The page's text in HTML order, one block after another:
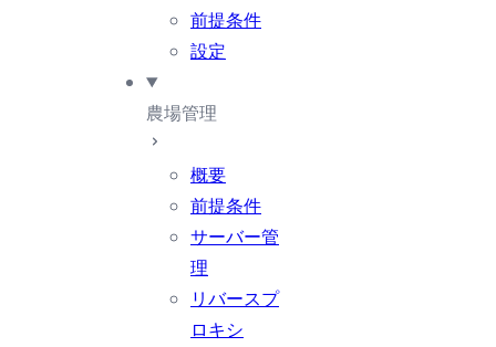
前提条件
設定
農場管理
概要
前提条件
サーバー管
理
リバースプ
ロキシ